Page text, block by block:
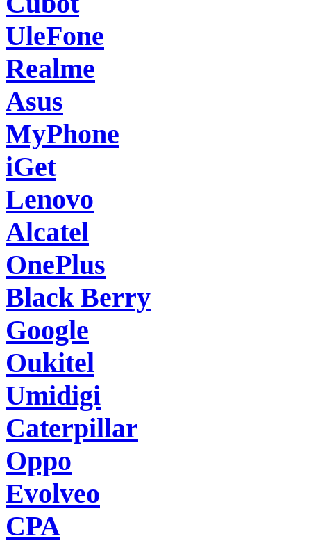
UleFone
Realme
Asus
MyPhone
iGet
Lenovo
Alcatel
OnePlus
Black Berry
Google
Oukitel
Umidigi
Caterpillar
Oppo
Evolveo
CPA